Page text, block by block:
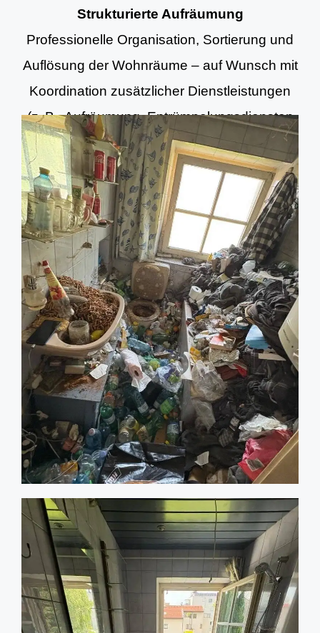
Strukturierte Aufräumung
Professionelle Organisation, Sortierung und
Auflösung der Wohnräume – auf Wunsch mit
Koordination zusätzlicher Dienstleistungen
(z. B. Aufräumung, Entrümpelungsdiensten
und Grundreinigung).